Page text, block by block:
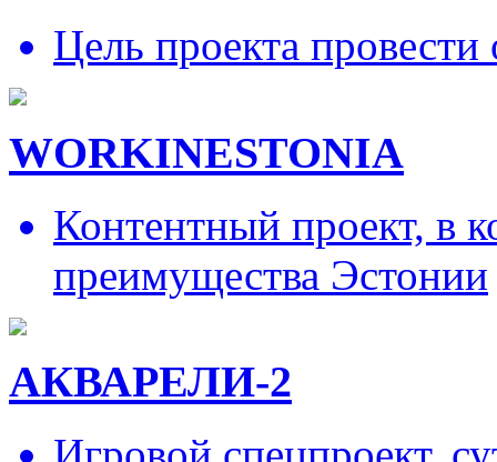
Цель проекта провести
WORKINESTONIA
Контентный проект, в
преимущества Эстонии
АКВАРЕЛИ-2